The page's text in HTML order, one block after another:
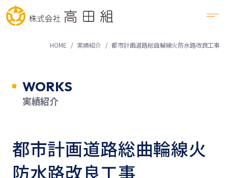
HOME 実績紹介 都市計画道路総曲輪線火防水路改良工事
WORKS
実績紹介
都市計画道路総曲輪線火
防水路改良工事